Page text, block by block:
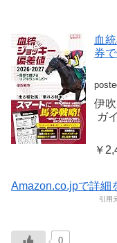
血
券
伊
ガ
￥
Amazon.co.jpで詳細
引用
0